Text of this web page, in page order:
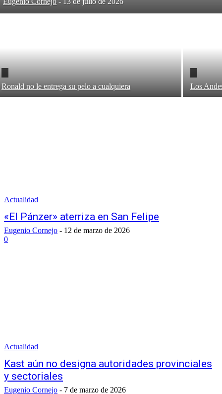
Ronald no le entrega su pelo a cualquiera Los
Actualidad
«El Pánzer» aterriza en San Felipe
Eugenio Cornejo - 12 de marzo de 2026
0
Actualidad
Kast aún no designa autoridades provinciales
y sectoriales
Eugenio Cornejo - 7 de marzo de 2026